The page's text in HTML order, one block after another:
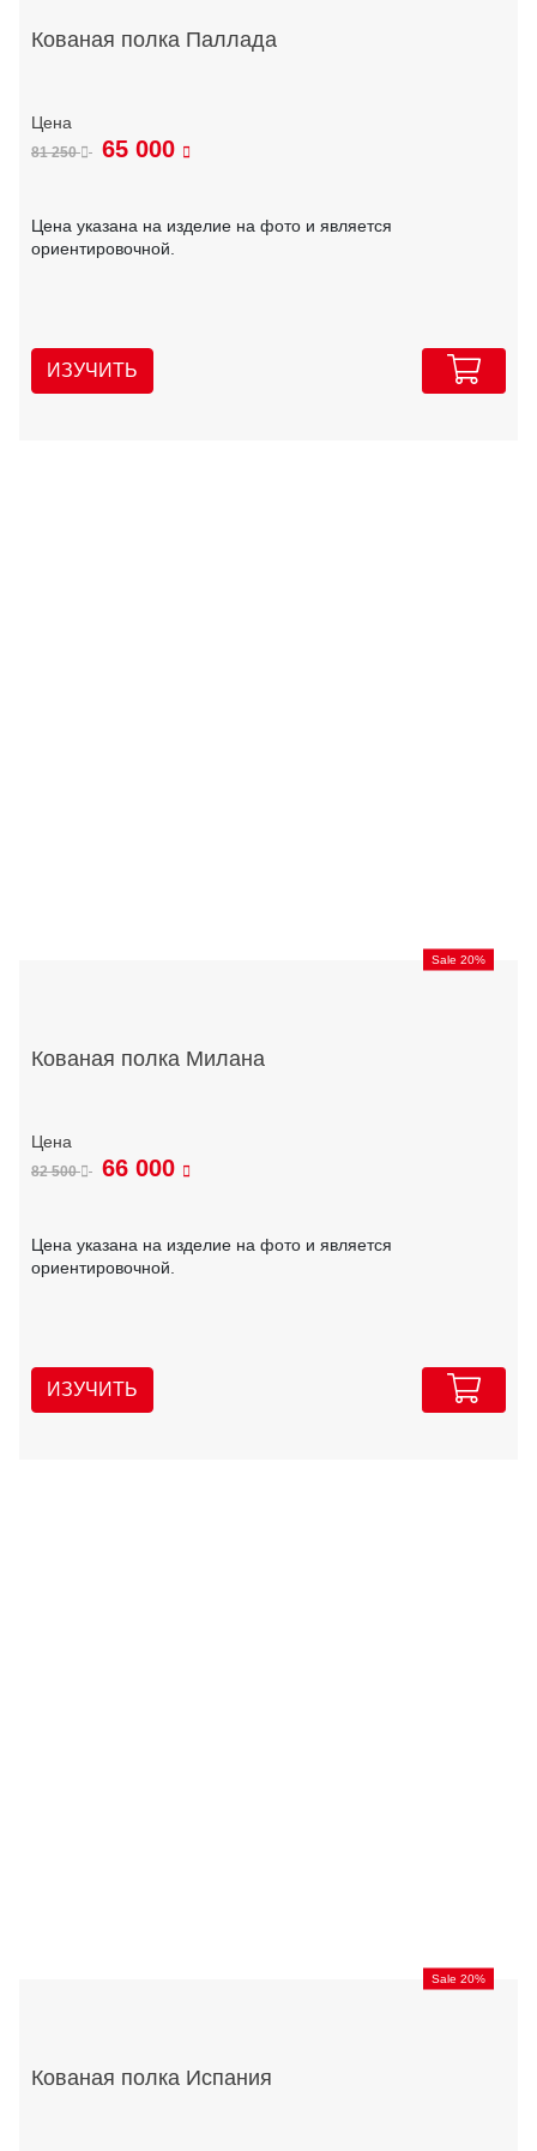
Кованая полка Паллада
81 250 65 000
Цена указана на изделие на фото и является
ориентировочной.
ИЗУЧИТЬ
Sale 20%
Кованая полка Милана
82 500 66 000
Цена указана на изделие на фото и является
ориентировочной.
ИЗУЧИТЬ
Sale 20%
Кованая полка Испания